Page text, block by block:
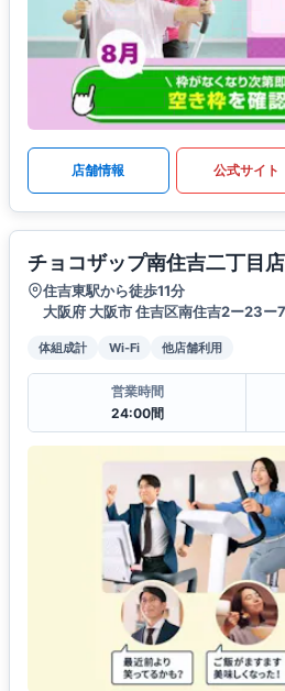
店舗情報 公式サイト
チョコザップ南住吉二丁目店
住吉東駅から徒歩11分
大阪府 大阪市 住吉区南住吉2ー23ー
体組成計 Wi-Fi 他店舗利用
営業時間
24:00間